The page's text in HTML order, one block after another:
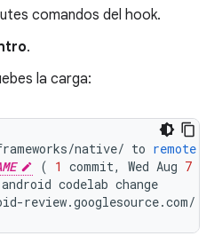
comandos del hook.
.
la carga:
/native/ to remote
( 1 commit, Wed Aug 7
android codelab change
-review.googlesource.com/